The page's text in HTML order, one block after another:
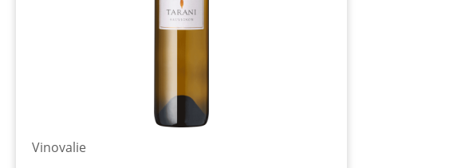
Vinovalie